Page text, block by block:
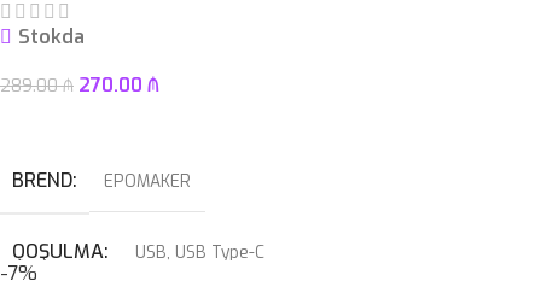
Stokda
289.00₼ 270.00 ₼
BREND EPOMAKER
QOŞULMA USB USB Type-C
-7%